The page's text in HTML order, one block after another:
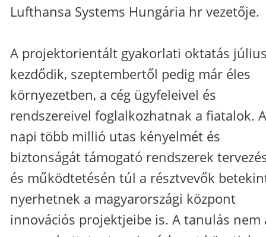
Lufthansa Systems Hungária hr vezetője.
A projektorientált gyakorlati oktatás
kezdődik, szeptembertől pedig már éles
környezetben, a cég ügyfeleivel és
rendszereivel foglalkozhatnak a fiatalok. A
napi több millió utas kényelmét és
biztonságát támogató rendszerek
és működtetésén túl a résztvevők
nyerhetnek a magyarországi központ
innovációs projektjeibe is. A tanulás nem